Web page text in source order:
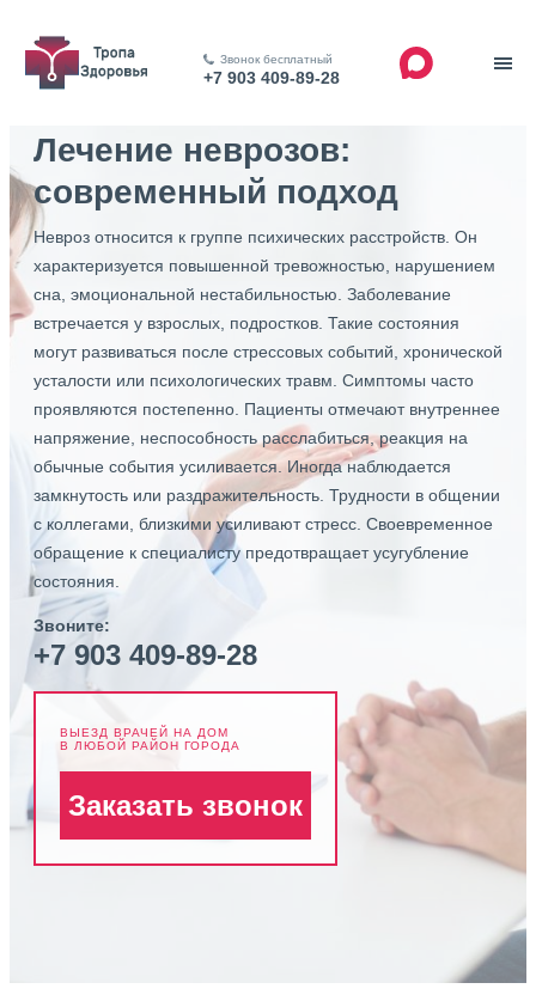
Звонок бесплатный
+7 903 409-89-28
Лечение неврозов:
современный подход
Невроз относится к группе психических расстройств. Он
характеризуется повышенной тревожностью, нарушением
сна, эмоциональной нестабильностью. Заболевание
встречается у взрослых, подростков. Такие состояния
могут развиваться после стрессовых событий, хронической
усталости или психологических травм. Симптомы часто
проявляются постепенно. Пациенты отмечают внутреннее
напряжение, неспособность расслабиться, реакция на
обычные события усиливается. Иногда наблюдается
замкнутость или раздражительность. Трудности в общении
с коллегами, близкими усиливают стресс. Своевременное
обращение к специалисту предотвращает усугубление
состояния.
Звоните:
+7 903 409-89-28
ВЫЕЗД ВРАЧЕЙ НА ДОМ
В ЛЮБОЙ РАЙОН ГОРОДА
Заказать звонок